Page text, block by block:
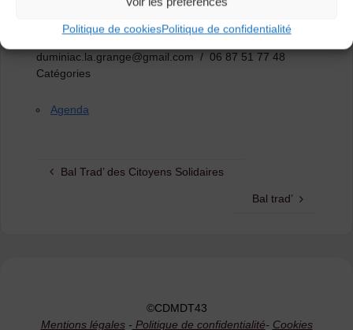
Politique de cookiesPolitique de confidentialité
vielle-à-roue, chant – Jérôme LIOGIER ELSENER :
vielle-à-roue, chant
duminiac.la.grange@gmail.com / 06 87 51 77 48
Catégories
Agenda
Bal Trad’ des Citoyens Solidaires
Bal trad’
©CDMDT43
Mentions légales- Politique de confidentialité- Cookies